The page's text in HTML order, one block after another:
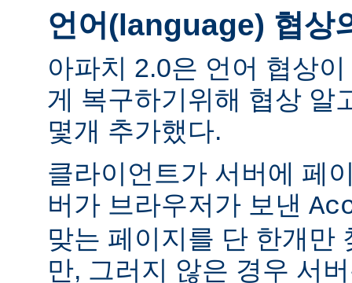
언어(language) 협상
아파치 2.0은 언어 협상
게 복구하기위해 협상 알
몇개 추가했다.
클라이언트가 서버에 페
버가 브라우저가 보낸
맞는 페이지를 단 한개만
만, 그러지 않은 경우 서